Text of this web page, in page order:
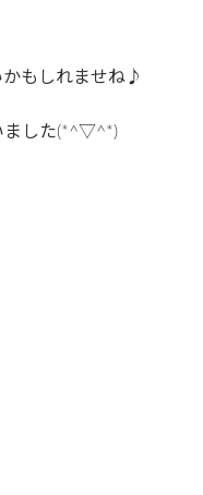
かもしれませね♪
ました(*^▽^*)